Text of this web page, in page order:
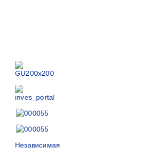
Независимая